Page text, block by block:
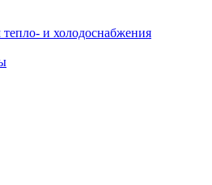
и холодоснабжения